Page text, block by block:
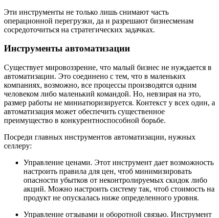
Эти инструменты не только лишь снимают часть
операционной перегрузки, да и разрешают бизнесменам
сосредоточиться на стратегических задачках.
Инструменты автоматизации
Существует мировоззрение, что малый бизнес не нуждается в
автоматизации. Это соединено с тем, что в маленьких
компаниях, возможно, все процессы производятся одним
человеком либо маленький командой. Но, невзирая на это,
размер работы не миниатюризируется. Контекст у всех один, а
автоматизация может обеспечить существенное
преимущество в конкурентноспособной борьбе.
Посреди главных инструментов автоматизации, нужных
селлеру:
Управление ценами. Этот инструмент дает возможность
настроить правила для цен, чтоб минимизировать
опасности убытков от неконтролируемых скидок либо
акций. Можно настроить систему так, чтоб стоимость на
продукт не опускалась ниже определенного уровня.
Управление отзывами и оборотной связью. Инструмент